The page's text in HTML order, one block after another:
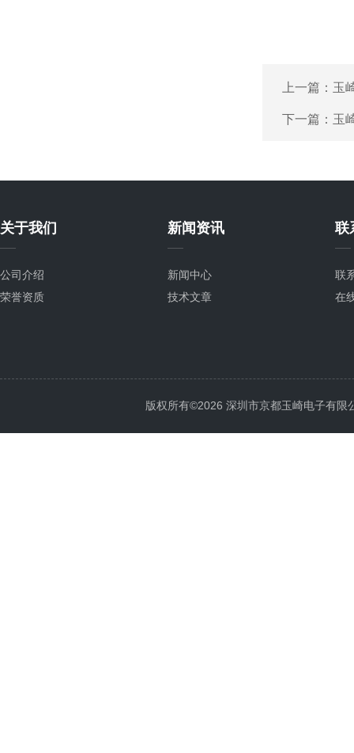
上一篇： 玉
下一篇： 玉
关于我们
公司介绍
荣誉资质
新闻资讯
新闻中心
技术文章
联
联
在
版权所有©2026 深圳市京都玉崎电子有